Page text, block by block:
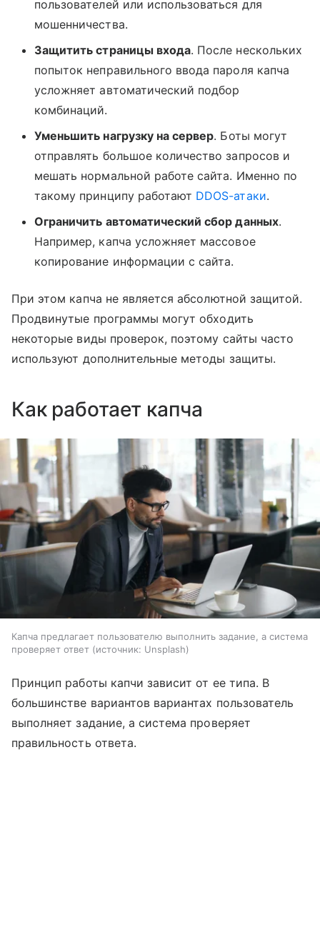
пользователей или использоваться для
мошенничества.
Защитить страницы входа. После нескольких
попыток неправильного ввода пароля капча
усложняет автоматический подбор
комбинаций.
Уменьшить нагрузку на сервер. Боты могут
отправлять большое количество запросов и
мешать нормальной работе сайта. Именно по
такому принципу работают DDOS-атаки.
Ограничить автоматический сбор данных.
Например, капча усложняет массовое
копирование информации с сайта.
При этом капча не является абсолютной защитой.
Продвинутые программы могут обходить
некоторые виды проверок, поэтому сайты часто
используют дополнительные методы защиты.
Как работает капча
Капча предлагает пользователю выполнить задание, а система
проверяет ответ
источник: Unsplash
Принцип работы капчи зависит от ее типа. В
большинстве вариантов вариантах пользователь
выполняет задание, а система проверяет
правильность ответа.